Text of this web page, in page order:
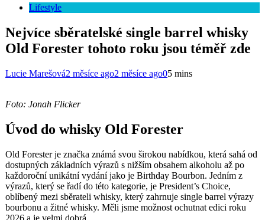
Lifestyle
Nejvíce sběratelské single barrel whisky
Old Forester tohoto roku jsou téměř zde
Lucie Marešová2 měsíce ago2 měsíce ago05 mins
Foto: Jonah Flicker
Úvod do whisky Old Forester
Old Forester je značka známá svou širokou nabídkou, která sahá od
dostupných základních výrazů s nižším obsahem alkoholu až po
každoroční unikátní vydání jako je Birthday Bourbon. Jedním z
výrazů, který se řadí do této kategorie, je President’s Choice,
oblíbený mezi sběrateli whisky, který zahrnuje single barrel výrazy
bourbonu a žitné whisky. Měli jsme možnost ochutnat edici roku
2026 a je velmi dobrá.